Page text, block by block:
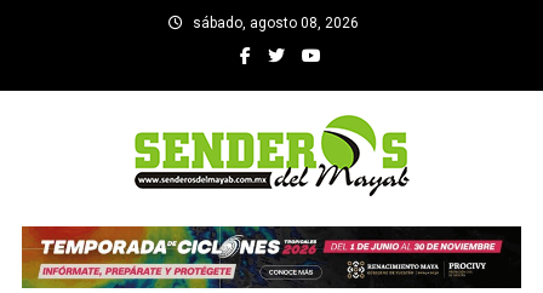
sábado, agosto 08, 2026
SENDEROS DEL MAYAB